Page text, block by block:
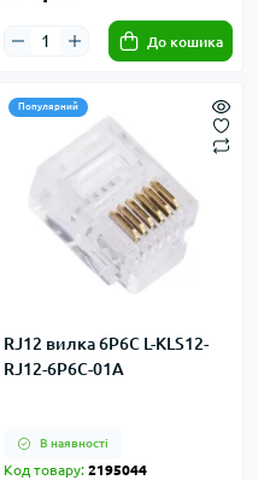
До кошика
Популярний
RJ12 вилка 6P6C L-KLS12-
RJ12-6P6C-01A
В наявності
Код товару: 2195044